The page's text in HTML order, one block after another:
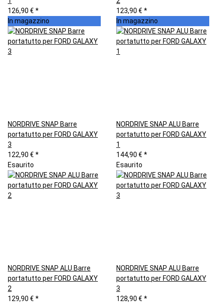
126,90 € *
123,90 € *
In magazzino
NORDRIVE SNAP Barre
portatutto per FORD GALAXY
3
122,90 € *
In magazzino
NORDRIVE SNAP ALU Barre
portatutto per FORD GALAXY
1
144,90 € *
Esaurito
NORDRIVE SNAP ALU Barre
portatutto per FORD GALAXY
2
129,90 € *
Esaurito
NORDRIVE SNAP ALU Barre
portatutto per FORD GALAXY
3
128,90 € *